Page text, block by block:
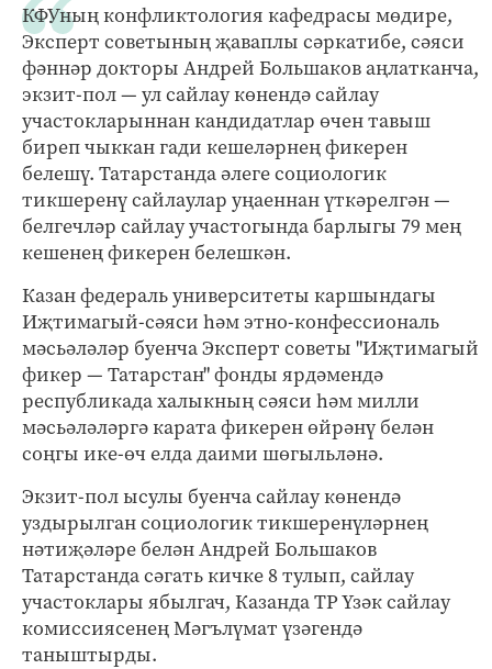
КФУның конфликтология кафедрасы мөдире,
Эксперт советының җаваплы сәркатибе, сәяси
фәннәр докторы Андрей Большаков аңлатканча,
экзит-пол — ул сайлау көнендә сайлау
участокларыннан кандидатлар өчен тавыш
биреп чыккан гади кешеләрнең фикерен
белешү. Татарстанда әлеге социологик
тикшеренү сайлаулар уңаеннан үткәрелгән —
белгечләр сайлау участогында барлыгы 79 мең
кешенең фикерен белешкән.
Казан федераль университеты каршындагы
Иҗтимагый-сәяси һәм этно-конфессиональ
мәсьәләләр буенча Эксперт советы "Иҗтимагый
фикер — Татарстан" фонды ярдәмендә
республикада халыкның сәяси һәм милли
мәсьәләләргә карата фикерен өйрәнү белән
соңгы ике-өч елда даими шөгыльләнә.
Экзит-пол ысулы буенча сайлау көнендә
уздырылган социологик тикшеренүләрнең
нәтиҗәләре белән Андрей Большаков
Татарстанда сәгать кичке 8 тулып, сайлау
участоклары ябылгач, Казанда ТР Үзәк сайлау
комиссиясенең Мәгълүмат үзәгендә
таныштырды.